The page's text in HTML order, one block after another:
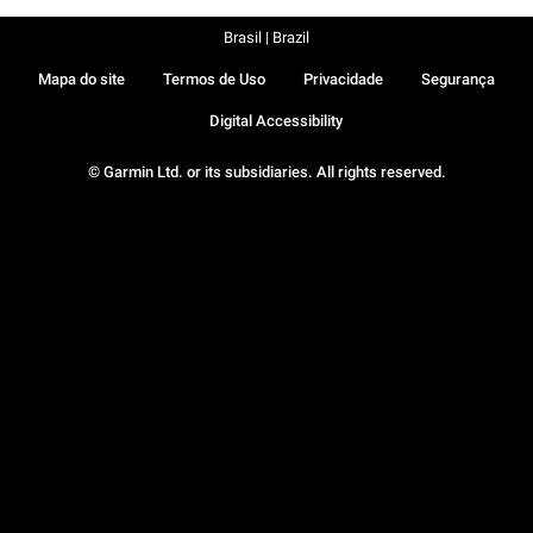
© Garmin Ltd. or its subsidiaries. All rights reserved.
Mapa do site Termos de Uso Privacidade Segurança
Digital Accessibility
Brasil | Brazil